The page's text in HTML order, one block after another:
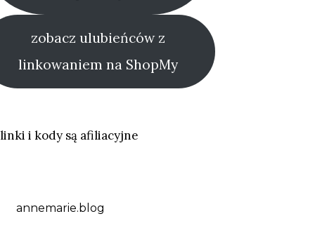
zobacz ulubieńców z
linkowaniem na ShopMy
i kody są afiliacyjne
annemarie.blog